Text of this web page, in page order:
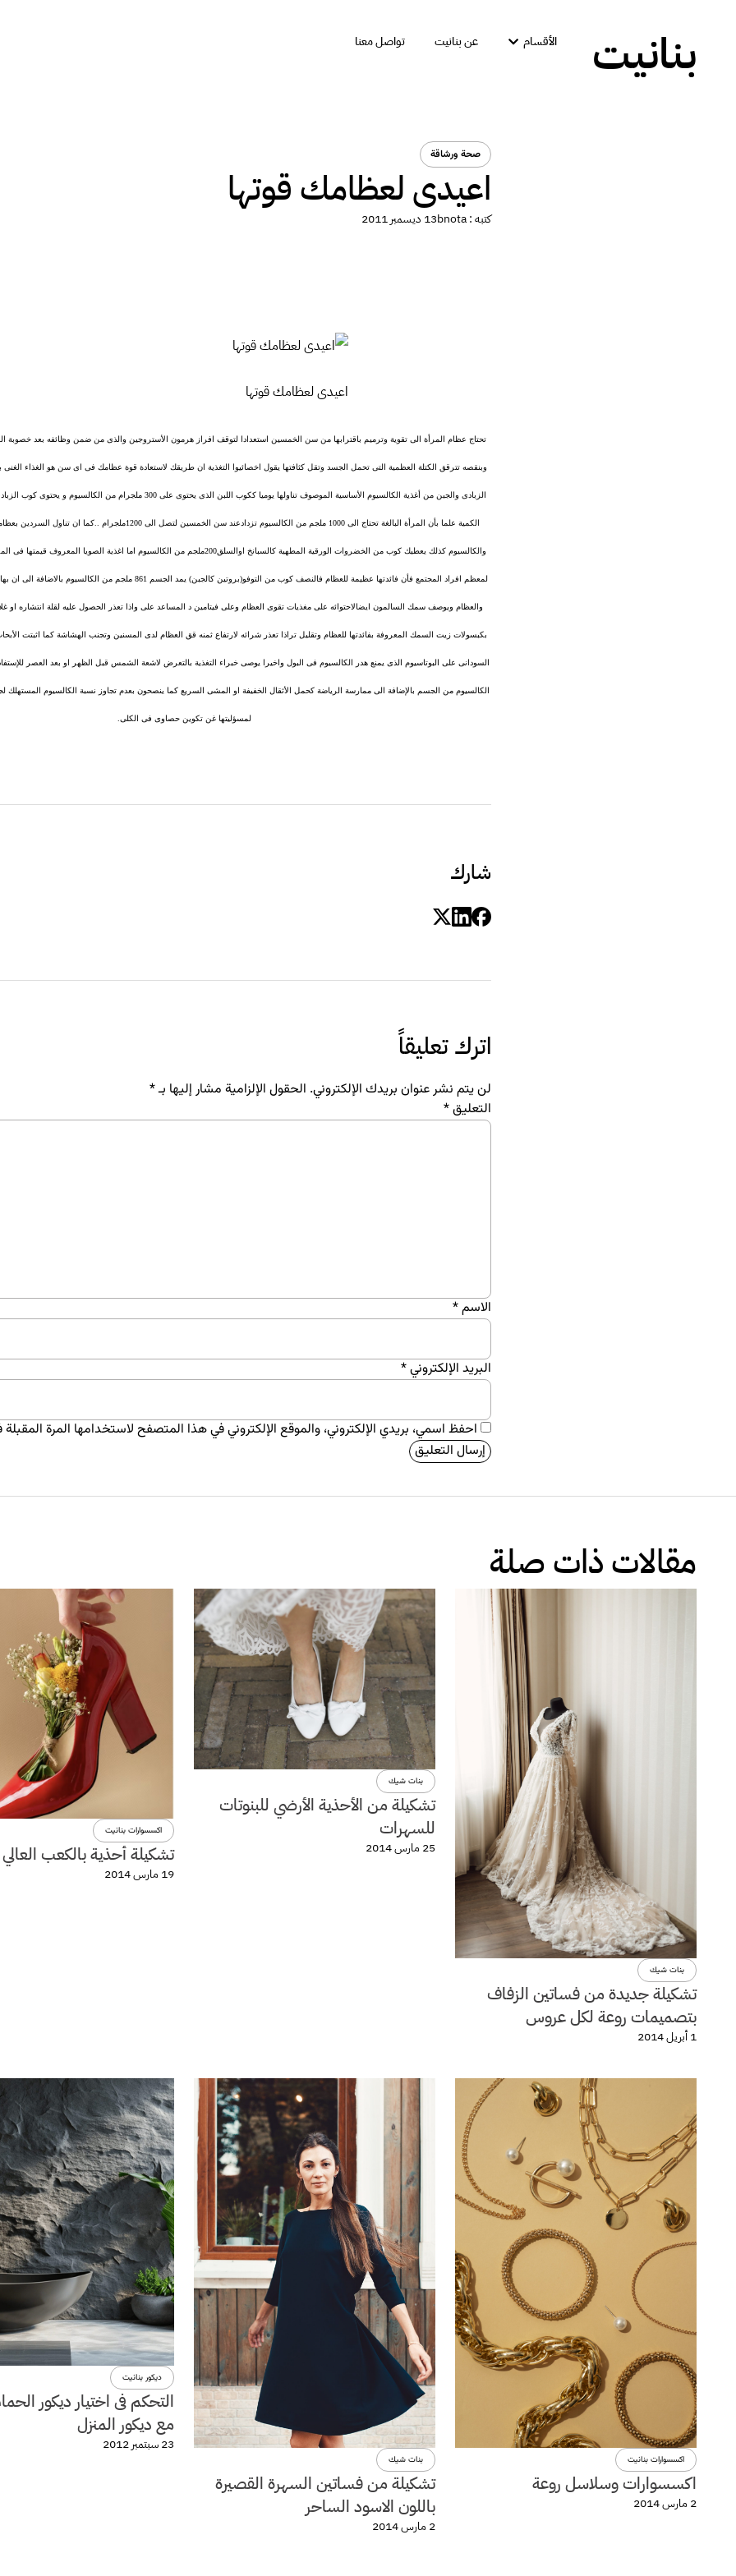
بنانيت الأقسام عن بنانيت تواصل معنا
صحة ورشاقة
اعيدى لعظامك قوتها
كتبه :bnota13 ديسمبر 2011
اعيدى لعظامك قوتها
تحتاج عظام المرأة الى تقوية وترميم باقترابها من سن الخمسين استعدادا لتوقف افراز هرمون الأستروجين والذى من ضمن وظائفه بعد خصوبة
وبنقصه تترقق الكتلة العظمية التى تحمل الجسد وتقل كثافتها يقول اخصائيوا التغذية ان طريقك لاستعادة قوة عظامك فى اى سن هو الغذاء الغنى
الزبادى والجبن من أغذية الكالسيوم الأساسية الموصوف تناولها يوميا ككوب اللبن الذى
الكمية علما بأن المرأة البالغة تحتاج الى 1000 ملجم من الكالسيوم تزدادعند سن
والكالسيوم كذلك يعطيك كوب من الخضروات الورقية المطهية كالسبانخ اوالسلق200ملجم من الكالسيوم اما اغذية
لمعظم افراد المجتمع فأن فائدتها عظيمة للعظام فالنصف كوب من التوفو(بروتين كالجبن)
والعظام ويوصف سمك السالمون ايضالاحتوائه على مغذيات تقوى العظام وعلى فيتامين د المساعد على واذا تعذر الحصول عليه لقلة انتشاره او
بكبسولات زيت السمك المعروفة بفائدتها للعظام وتقليل تراذا تعذر شرائه لارتفاع ثمنه قق العظام لدى المسنين وتجنب الهشاشة كما اثبتت
السودانى على البوتاسيوم الذى يمنع هدر الكالسيوم فى البول واخيرا يوصى خبراء التغذية بالتعرض لاشعة الشمس قبل الظهر او بعد العصر
الكالسيوم من الجسم بالإضافة الى ممارسة الرياضة كحمل الأثقال الخفيفة او المشى السريع كما ينصحون بعدم تجاوز نسبة الكالسيوم المستهلك
لمسؤليتها غن تكوين حصاوى فى الكلى.
شارك
اترك تعليقاً
لن يتم نشر عنوان بريدك الإلكتروني. الحقول الإلزامية مشار إليها بـ*
التعليق*
الاسم*
البريد الإلكتروني*
احفظ اسمي، بريدي الإلكتروني، والموقع الإلكتروني في هذا المتصفح لاستخدامها المرة
مقالات ذات صلة
بنات شيك
تشكيلة جديدة من فساتين الزفاف
بتصميمات روعة لكل عروس
1 أبريل 2014
بنات شيك
تشكيلة من الأحذية الأرضي للبنوتات
للسهرات
25 مارس 2014
اكسسوارات بنانيت
تشكيلة أحذية بالكعب العالي
19 مارس 2014
اكسسوارات بنانيت
اكسسوارات وسلاسل روعة
2 مارس 2014
بنات شيك
تشكيلة من فساتين السهرة القصيرة
باللون الاسود الساحر
2 مارس 2014
ديكور بنانيت
التحكم فى اختيار ديكور
مع ديكور المنزل
23 سبتمبر 2012